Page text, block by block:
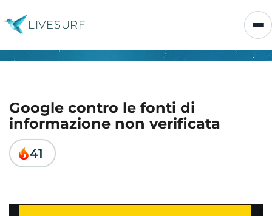
LIVESURF
Google contro le fonti di
informazione non verificata
41